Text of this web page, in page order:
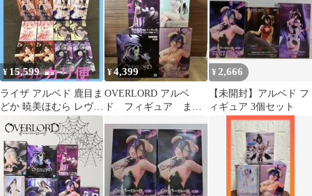
(SS16816) システムサ
ービス
¥ 15,599
ライザ アルベド 鹿目ま
どか 暁美ほむら レヴィ
水銀燈 フィギュア
¥4,399
OVERLORD アルベ
ド フィギュア まと
¥ 2,666
【未開封】アルベド フ
ィギュア 3個セット